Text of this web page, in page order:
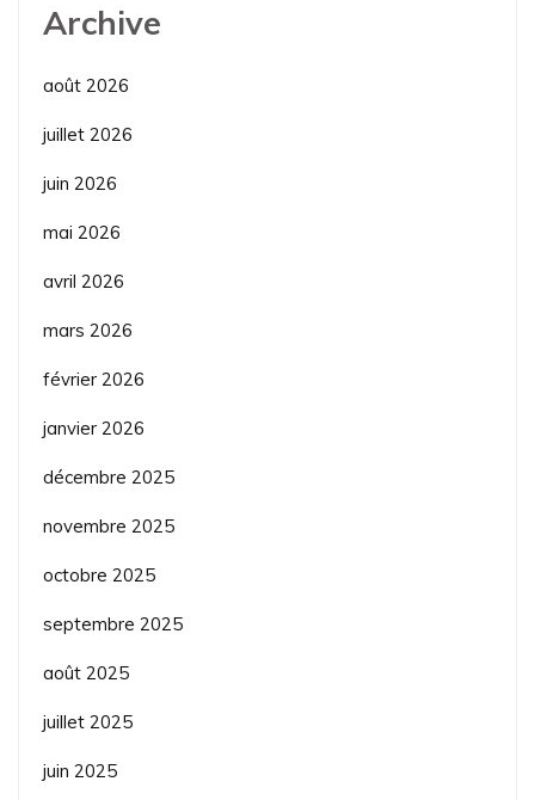
Archive
août 2026
juillet 2026
juin 2026
mai 2026
avril 2026
mars 2026
février 2026
janvier 2026
décembre 2025
novembre 2025
octobre 2025
septembre 2025
août 2025
juillet 2025
juin 2025